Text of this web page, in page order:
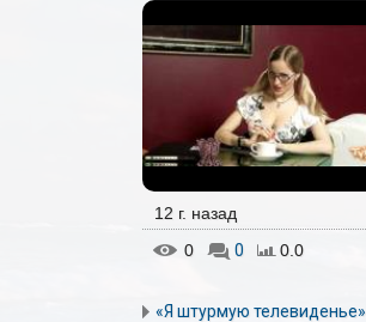
12 г. назад
0
0 0.0
«Я штурмую телевиденье»